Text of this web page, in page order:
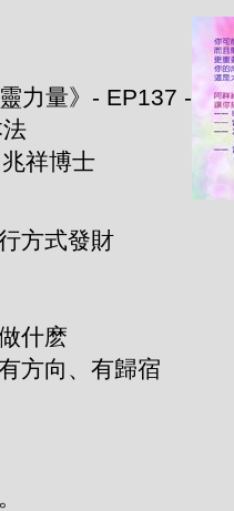
力量》- EP137 -
祥博士
方式發財
什麽
方向、有歸宿